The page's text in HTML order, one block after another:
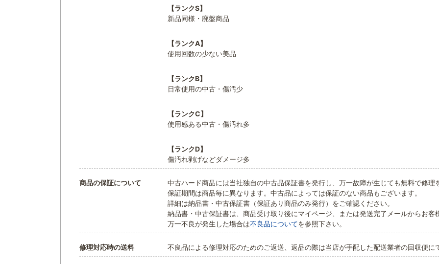
【ランクS】
新品同様・廃盤商品
【ランクA】
使用回数の少ない美品
【ランクB】
日常使用の中古・傷汚少
【ランクC】
使用感ある中古・傷汚れ多
【ランクD】
傷汚れ剥げなどダメージ多
商品の保証について
中古ハード商品には当社独自の中古品保証書を発行し、万一故障が生じても無料で修理
保証期間は商品毎に異なります。中古品によっては保証のない商品もございます。
詳細は納品書・中古保証書（保証あり商品のみ発行）をご確認ください。
納品書・中古保証書は、商品受け取り後にマイページ、または発送完了メールからお客
万一不良が発生した場合は不良品についてを参照下さい。
修理対応時の送料 不良品による修理対応のためのご返送、返品の際は当店が手配した配送業者の回収便に